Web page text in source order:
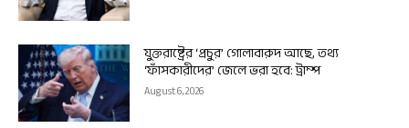
যুক্তরাষ্ট্রের ‘প্রচুর’ গোলাবারুদ আছে, তথ্য
‘ফাঁসকারীদের’ জেলে ভরা হবে: ট্রাম্প
August 6, 2026